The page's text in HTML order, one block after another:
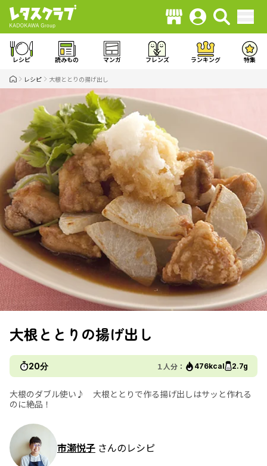
レシピ 読みもの マンガ フレンズ ランキング 特集
レシピ 大根ととりの揚げ出し
大根ととりの揚げ出し
20分 １人分： 476kcal 2.7g
大根のダブル使い♪ 大根ととりで作る揚げ出しはサッと作れる
のに絶品！
市瀬悦子 さんのレシピ